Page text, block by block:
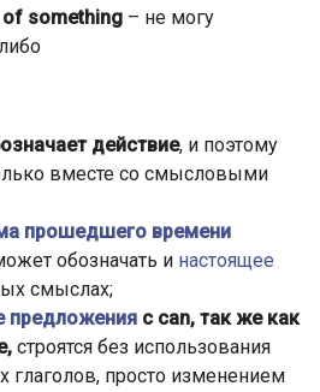
of something – не могу
действие, и поэтому
вместе со смысловыми
прошедшего времени
обозначать и настоящее
смыслах;
предложения с can, так же как
строятся без использования
глаголов, просто изменением